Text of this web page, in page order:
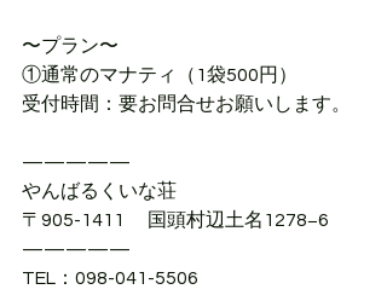
〜プラン〜
①通常のマナティ（1袋500円）
受付時間：要お問合せお願いします。
—————
やんばるくいな荘
〒905-1411 　国頭村辺土名1278−6
—————
TEL：098-041-5506